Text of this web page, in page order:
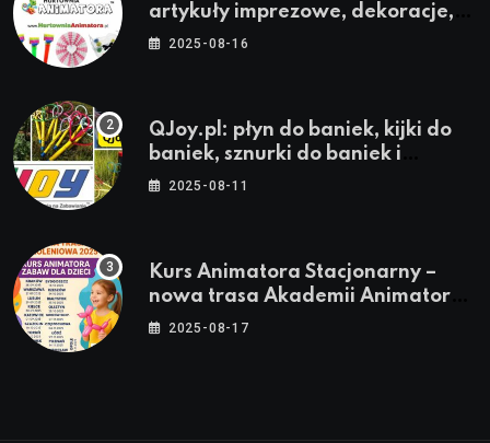
artykuły imprezowe, dekoracje,
stroje i akcesoria dla animatorów
2025-08-16
QJoy.pl: płyn do baniek, kijki do
baniek, sznurki do baniek i
zestawy do baniek
2025-08-11
Kurs Animatora Stacjonarny –
nowa trasa Akademii Animatora
– jesień 2025
2025-08-17